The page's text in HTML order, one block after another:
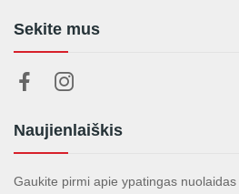
Sekite mus
Naujienlaiškis
Gaukite pirmi apie ypatingas